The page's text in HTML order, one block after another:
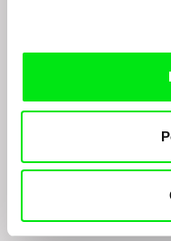
elektronickými prostředky a
Zásady zpracování osobních